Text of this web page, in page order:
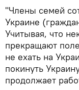
"Члены семей
Украине
Учитывая, что
прекращают
не ехать на
покинуть
продолжает